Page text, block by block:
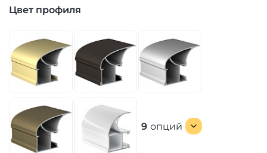
Цвет профиля
9 опций